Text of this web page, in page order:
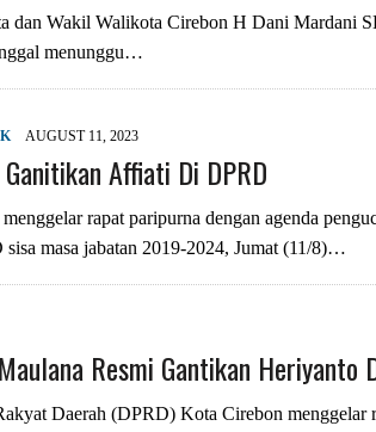
Wakil Walikota Cirebon H Dani Mardani
menunggu…
AUGUST 11, 2023
Affiati Di DPRD
rapat paripurna dengan agenda
masa jabatan 2019-2024, Jumat (11/8)…
Resmi Gantikan Heriyanto
Daerah (DPRD) Kota Cirebon menggelar